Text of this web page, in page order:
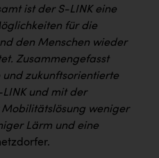
ist der S-LINK eine
für die
den Menschen wieder
Zusammengefasst
zukunftsorientierte
und mit der
weniger
Lärm und eine